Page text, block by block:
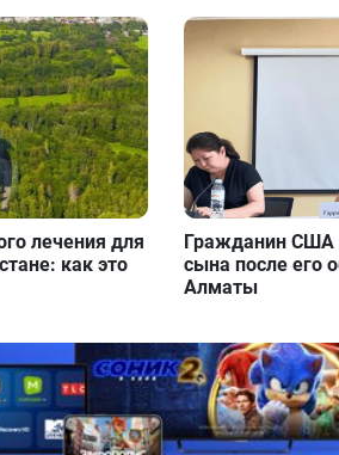
лечения для
как это
Гражданин США
сына после его
Алматы